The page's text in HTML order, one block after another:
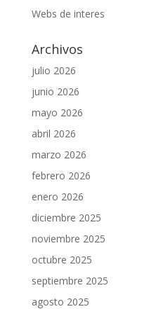
Webs de interes
Archivos
julio 2026
junio 2026
mayo 2026
abril 2026
marzo 2026
febrero 2026
enero 2026
diciembre 2025
noviembre 2025
octubre 2025
septiembre 2025
agosto 2025